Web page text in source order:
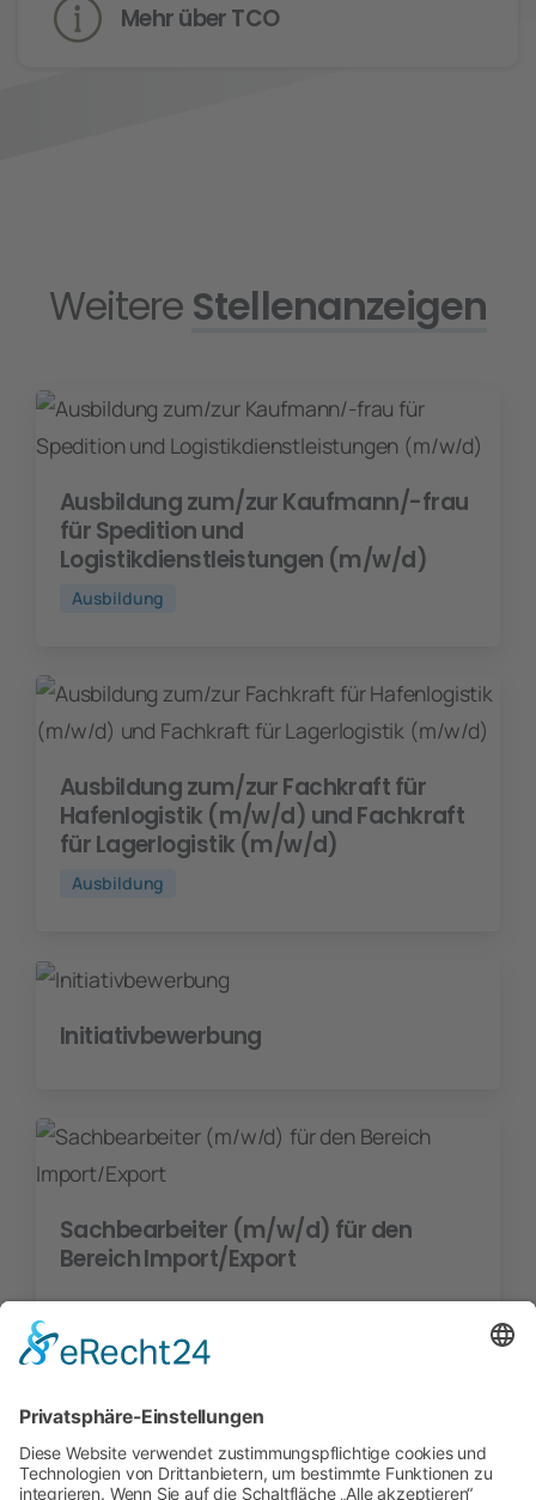
Mehr über TCO
Weitere Stellenanzeigen
Ausbildung zum/zur Kaufmann/-frau
für Spedition und
Logistikdienstleistungen (m/w/d)
Ausbildung
Ausbildung zum/zur Fachkraft für
Hafenlogistik (m/w/d) und Fachkraft
für Lagerlogistik (m/w/d)
Ausbildung
Initiativbewerbung
Sachbearbeiter (m/w/d) für den
Bereich Import/Export